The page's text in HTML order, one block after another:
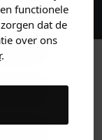
functionele
dat de
over ons
.